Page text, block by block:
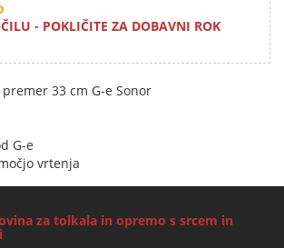
- POKLIČITE ZA DOBAVNI ROK
premer 33 cm G-e Sonor
G-e
vrtenja
za tolkala in opremo s srcem in